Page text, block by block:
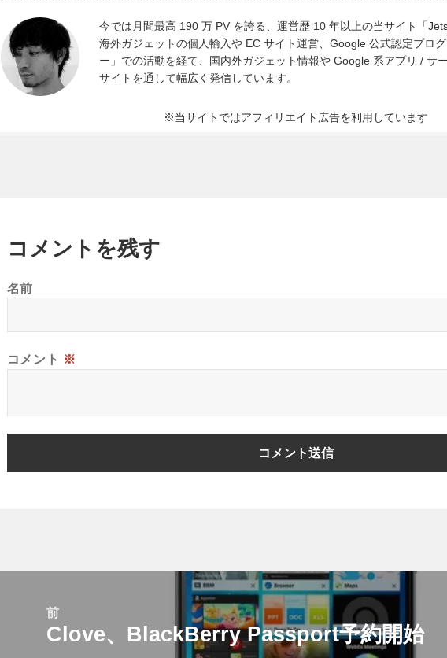
今では月間最高 190 万 PV を誇る、運営歴 10 年以上の当サイト「
海外ガジェットの個人輸入や EC サイト運営、Google 公式認定プロ
ー」での活動を経て、国内外ガジェット情報や Google 系アプリ / サ
サイトを通して幅広く発信しています。
※当サイトではアフィリエイト広告を利用しています
コメントを残す
名前
コメント ※
前
前
Clove、BlackBerry Passport予約開始